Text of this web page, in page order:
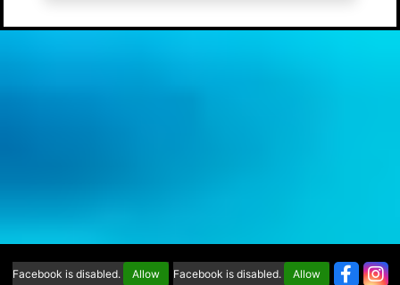
Facebook is disabled. Allow Facebook is disabled. Allow